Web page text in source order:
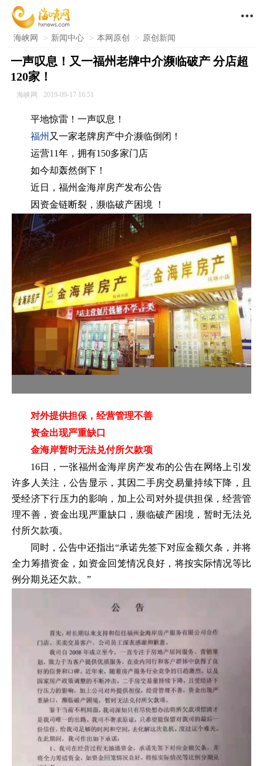

海峡网 > 新闻中心 > 本网原创 > 原创新闻
一声叹息！又一福州老牌中介濒临破产 分店超
120家！
海峡网 2019-09-17 16:51
平地惊雷！一声叹息！
福州 又一家老牌房产中介濒临倒闭！
运营11年，拥有150多家门店
如今却轰然倒下！
近日，福州金海岸房产发布公告
因资金链断裂，濒临破产困境 ！
对外提供担保，经营管理不善
资金出现严重缺口
金海岸暂时无法兑付所欠款项
16日，一张福州金海岸房产发布的公告在网络上引发
许多人关注，公告显示，其因二手房交易量持续下降，且
受经济下行压力的影响，加上公司对外提供担保，经营管
理不善，资金出现严重缺口，濒临破产困境，暂时无法兑
付所欠款项。
同时，公告中还指出“承诺先签下对应金额欠条，并将
全力筹措资金，如资金回笼情况良好，将按实际情况等比
例分期兑还欠款。”